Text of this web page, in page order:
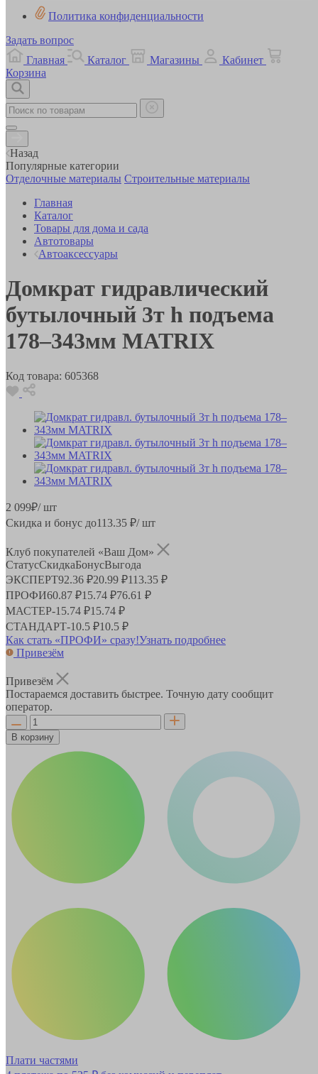
Политика конфиденциальности
Задать вопрос
Главная
Каталог Магазины
Кабинет
Корзина
Назад
Популярные категории
Отделочные материалы Строительные материалы
Главная
Каталог
Товары для дома и сада
Автотовары
Автоаксессуары
Домкрат гидравлический
бутылочный 3т h подъема
178–343мм MATRIX
Код товара: 605368
2 099₽/ шт
Скидка и бонус до113.35 ₽/ шт
Клуб покупателей «Ваш Дом»
СтатусСкидкаБонусВыгода
ЭКСПЕРТ92.36 ₽20.99 ₽113.35 ₽
ПРОФИ60.87 ₽15.74 ₽76.61 ₽
МАСТЕР-15.74 ₽15.74 ₽
СТАНДАРТ-10.5 ₽10.5 ₽
Как стать «ПРОФИ» сразу!Узнать подробнее
Привезём
Привезём
Постараемся доставить быстрее. Точную дату сообщит
оператор.
В корзину
Плати частями